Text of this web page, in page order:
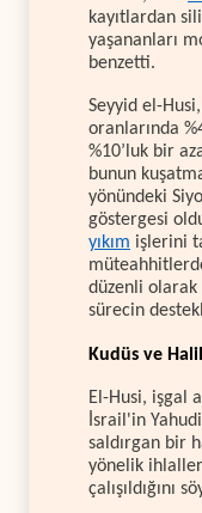
kayıtlardan
yaşananları
benzetti.
Seyyid el-Husi,
oranlarında
%10’luk bir
bunun
yönündeki
göstergesi
yıkım işlerini
düzenli
sürecin
Kudüs ve
El-Husi, işgal
İsrail'in
saldırgan bir
yönelik
çalışıldığını